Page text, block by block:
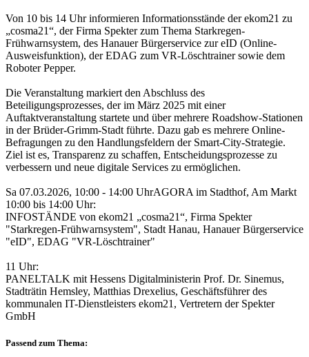
Von 10 bis 14 Uhr informieren Informationsstände der ekom21 zu
„cosma21“, der Firma Spekter zum Thema Starkregen-
Frühwarnsystem, des Hanauer Bürgerservice zur eID (Online-
Ausweisfunktion), der EDAG zum VR-Löschtrainer sowie dem
Roboter Pepper.
Die Veranstaltung markiert den Abschluss des
Beteiligungsprozesses, der im März 2025 mit einer
Auftaktveranstaltung startete und über mehrere Roadshow-Stationen
in der Brüder-Grimm-Stadt führte. Dazu gab es mehrere Online-
Befragungen zu den Handlungsfeldern der Smart-City-Strategie.
Ziel ist es, Transparenz zu schaffen, Entscheidungsprozesse zu
verbessern und neue digitale Services zu ermöglichen.
Sa 07.03.2026, 10:00 - 14:00 UhrAGORA im Stadthof, Am Markt
10:00 bis 14:00 Uhr:
INFOSTÄNDE von ekom21 „cosma21“, Firma Spekter
"Starkregen-Frühwarnsystem", Stadt Hanau, Hanauer Bürgerservice
"eID", EDAG "VR-Löschtrainer"
11 Uhr:
PANELTALK mit Hessens Digitalministerin Prof. Dr. Sinemus,
Stadträtin Hemsley, Matthias Drexelius, Geschäftsführer des
kommunalen IT-Dienstleisters ekom21, Vertretern der Spekter
GmbH
Passend zum Thema: